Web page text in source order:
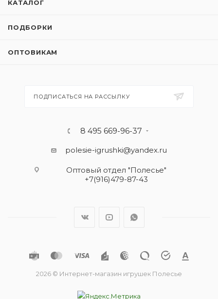
КАТАЛОГ
ПОДБОРКИ
ОПТОВИКАМ
ПОДПИСАТЬСЯ НА РАССЫЛКУ
8 495 669-96-37
polesie-igrushki@yandex.ru
Оптовый отдел "Полесье"
+7(916)479-87-43
2026 © Интернет-магазин игрушек Полесье